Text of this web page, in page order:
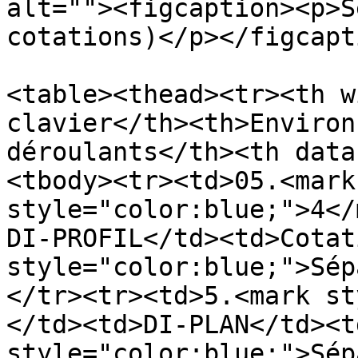
cotations)</p></
<table><thead><tr><th
clavier</
déroulants</th><th
<tbody><tr><td>05.<mark
style="color:blue;">4</
DI-PROFIL</
</tr><tr><td>5.<mark
</td><td>DI-PLAN</